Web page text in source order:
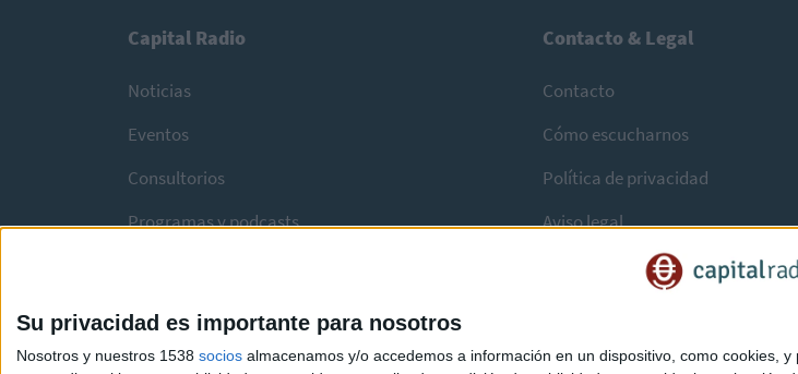
Su privacidad es importante para nosotros
Nosotros y nuestros 1538 socios almacenamos y/o accedemos a información en un dispositivo, como cookies,
Capital Radio
Noticias
Eventos
Consultorios
Programas y podcasts
Contacto & Legal
Contacto
Cómo escucharnos
Política de privacidad
Aviso legal